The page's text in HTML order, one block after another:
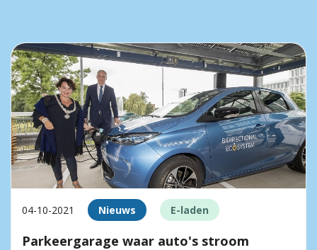
04-10-2021 Nieuws E-laden
Parkeergarage waar auto's stroom